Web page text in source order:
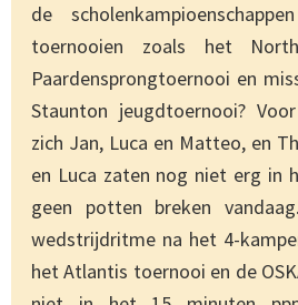
de
toernooien zoals het
Paardensprongtoernooi en
Staunton jeugdtoernooi?
zich Jan, Luca en Matteo, en
en Luca zaten nog niet erg in
geen potten breken
wedstrijdritme na het 4-
het Atlantis toernooi en de